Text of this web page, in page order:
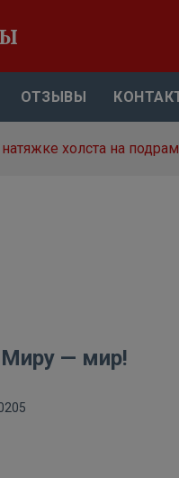
ОТЗЫВЫ
холста на
— мир!